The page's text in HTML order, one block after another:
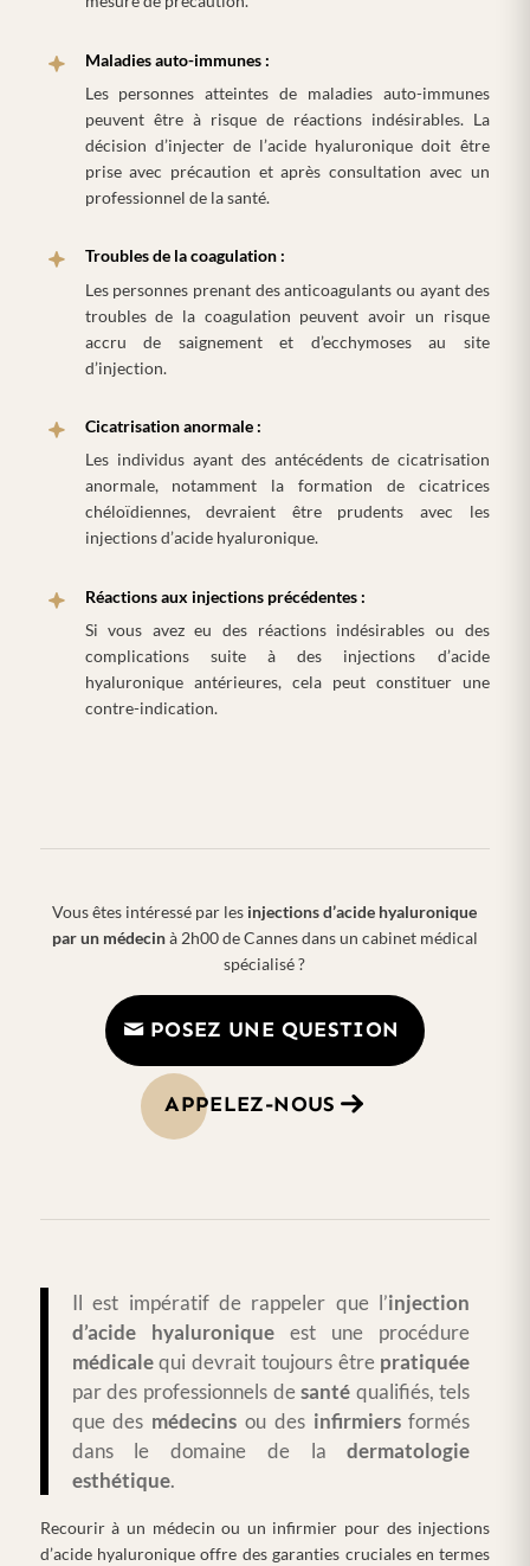
Maladies auto-immunes :
Les personnes atteintes de maladies auto-immunes
peuvent être à risque de réactions indésirables. La
décision d’injecter de l’acide hyaluronique doit être
prise avec précaution et après consultation avec un
professionnel de la santé.
Troubles de la coagulation :
Les personnes prenant des anticoagulants ou ayant des
troubles de la coagulation peuvent avoir un risque
accru de saignement et d’ecchymoses au site
d’injection.
Cicatrisation anormale :
Les individus ayant des antécédents de cicatrisation
anormale, notamment la formation de cicatrices
chéloïdiennes, devraient être prudents avec les
injections d’acide hyaluronique.
Réactions aux injections précédentes :
Si vous avez eu des réactions indésirables ou des
complications suite à des injections d’acide
hyaluronique antérieures, cela peut constituer une
contre-indication.
Vous êtes intéressé par les injections d’acide hyaluronique
par un médecinà 2h00 de Cannes dans un cabinet médical
spécialisé ?
POSEZ UNE QUESTION
APPELEZ-NOUS
Il est impératif de rappeler que l’injection
d’acide hyaluronique est une procédure
médicalequi devrait toujours être pratiquée
par des professionnels desanté qualifiés, tels
que des médecins ou des infirmiersformés
dans le domaine de ladermatologie
esthétique.
Recourir à un médecin ou un infirmier pour des injections
d’acide hyaluronique offre des garanties cruciales en termes